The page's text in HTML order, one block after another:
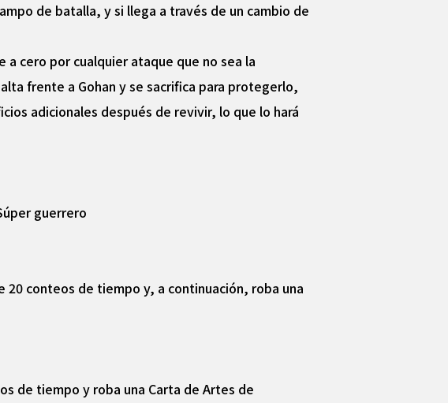
de batalla, y si llega a través de un cambio de
cero por cualquier ataque que no sea la
frente a Gohan y se sacrifica para protegerlo,
adicionales después de revivir, lo que lo hará
guerrero
20 conteos de tiempo y, a continuación, roba una
de tiempo y roba una Carta de Artes de